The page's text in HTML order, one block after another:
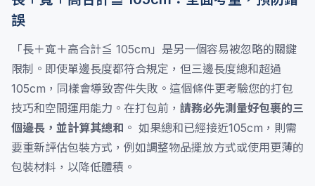
誤
「長＋寬＋高合計≦ 105cm」是另一個容易被忽略的關鍵
限制。即使單邊長度都符合規定，但三邊長度總和超過
105cm，同樣會導致寄件失敗。這個條件更考驗您的打包
技巧和空間運用能力。在打包前， 請務必先測量好包裹的三
個邊長，並計算其總和 。 如果總和已經接近105cm，則需
要重新評估包裝方式，例如調整物品擺放方式或使用更薄的
包裝材料，以降低體積。